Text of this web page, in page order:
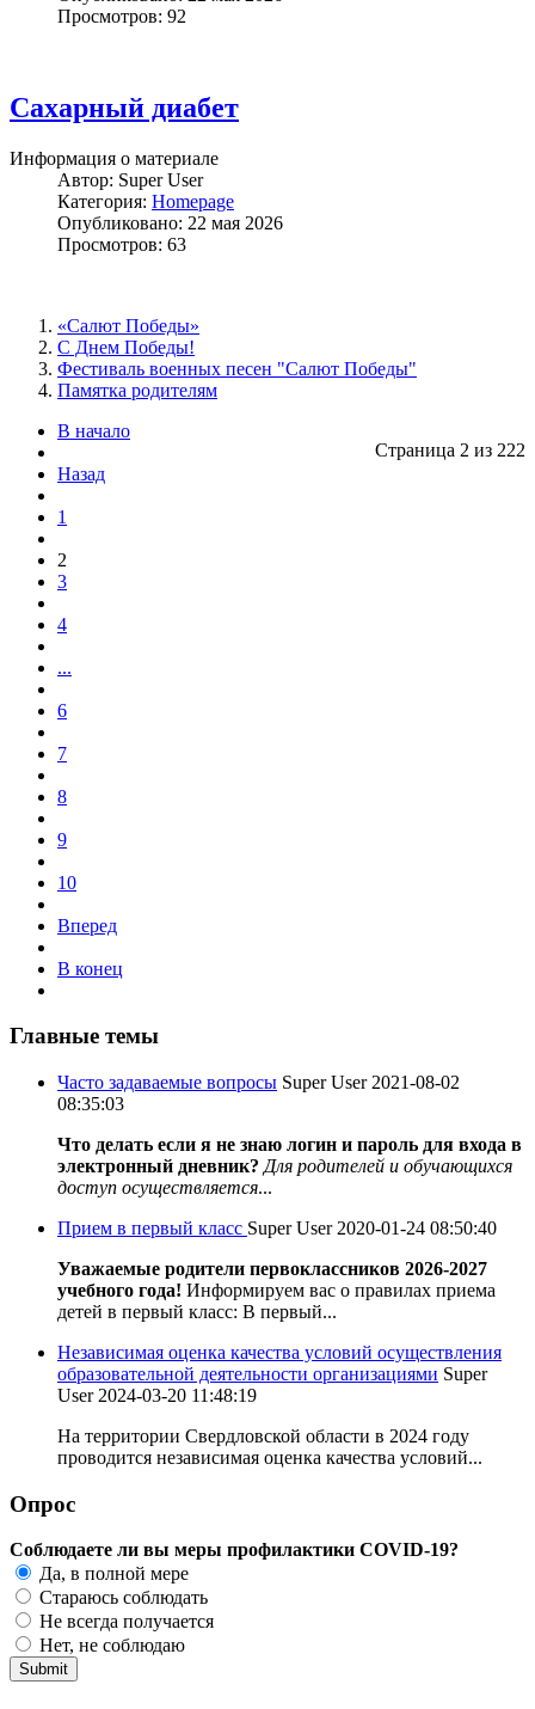
Просмотров: 92
Сахарный диабет
Информация о материале
Автор: Super User
Категория: Homepage
Опубликовано: 22 мая 2026
Просмотров: 63
«Салют Победы»
С Днем Победы!
Фестиваль военных песен "Салют Победы"
Памятка родителям
Страница 2 из 222
В начало
Назад
1
2
3
4
...
6
7
8
9
10
Вперед
В конец
Главные темы
Часто задаваемые вопросы Super User 2021-08-02
08:35:03
Что делать если я не знаю логин и пароль для входа в
электронный дневник? Для родителей и обучающихся
доступ осуществляется...
Прием в первый класс Super User 2020-01-24 08:50:40
Уважаемые родители первоклассников 2026-2027
учебного года! Информируем вас о правилах приема
детей в первый класс: В первый...
Независимая оценка качества условий осуществления
образовательной деятельности организациями Super
User 2024-03-20 11:48:19
На территории Свердловской области в 2024 году
проводится независимая оценка качества условий...
Опрос
Соблюдаете ли вы меры профилактики COVID-19?
Да, в полной мере
Стараюсь соблюдать
Не всегда получается
Нет, не соблюдаю